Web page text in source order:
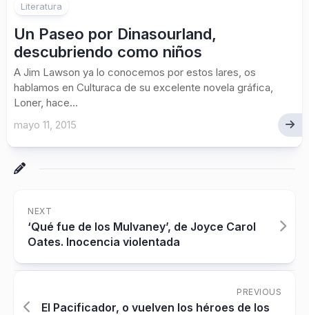
Literatura
Un Paseo por Dinasourland,
descubriendo como niños
A Jim Lawson ya lo conocemos por estos lares, os
hablamos en Culturaca de su excelente novela gráfica,
Loner, hace...
mayo 11, 2015
NEXT
‘Qué fue de los Mulvaney’, de Joyce Carol
Oates. Inocencia violentada
PREVIOUS
El Pacificador, o vuelven los héroes de los